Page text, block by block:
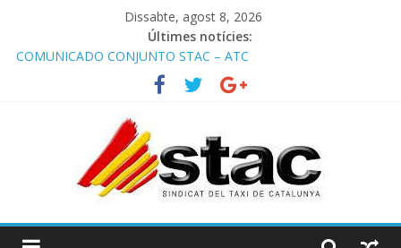
Dissabte, agost 8, 2026
Últimes notícies:
COMUNICADO CONJUNTO STAC – ATC
Comunicado STAC/ ATC de la reunión con los Mossos d
‘Esquadra del aeropuerto de Barcelona.
Programa de Radio TAXI LIBRE 29.07.2026 en COOLTURA FM.
STAC/ATC SOLICITAN TAULA TÈCNICA PARA MEJORAR LA
OPERATIVA DE ENTRADA EN EL PUERTO DE BARCELONA.
Programa de Radio TAXI LIBRE 22.07.2026 en COOLTURA FM.